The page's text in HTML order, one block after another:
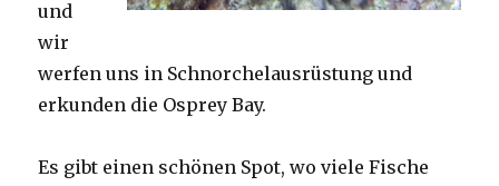
und
wir
werfen uns in Schnorchelausrüstung und
erkunden die Osprey Bay.
Es gibt einen schönen Spot, wo viele Fische